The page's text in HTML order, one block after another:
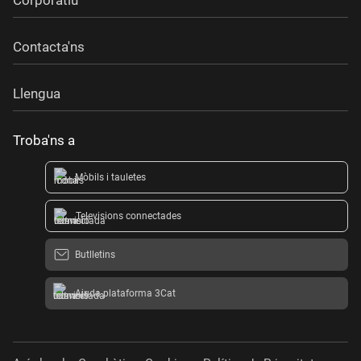
Contacta'ns
Llengua
Troba'ns a
Mòbils i tauletes
Televisions connectades
Butlletins
Ajuda plataforma 3Cat